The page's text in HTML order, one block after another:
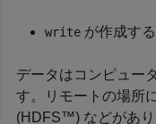
write が作成す
データはコンピュー
す。リモートの場所
(HDFS™) などがあ